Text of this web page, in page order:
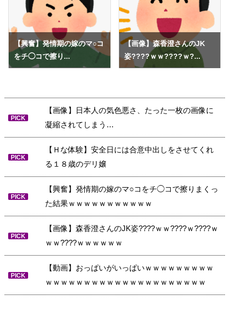
【興奮】発情期の嫁のマ○コ
をチ◯コで擦り...
【画像】森香澄さんのJK
姿????ｗｗ????ｗ?...
PICK
【画像】日本人の気色悪さ、たった一枚の画像に
凝縮されてしまう…
PICK
【Ｈな体験】安全日には合意中出しをさせてくれ
る１８歳のデリ嬢
PICK
【興奮】発情期の嫁のマ○コをチ◯コで擦りまくっ
た結果ｗｗｗｗｗｗｗｗｗｗｗ
PICK
【画像】森香澄さんのJK姿????ｗｗ????ｗ????ｗ
ｗｗ????ｗｗｗｗｗｗ
PICK
【動画】おっぱいがいっぱいｗｗｗｗｗｗｗｗｗ
ｗｗｗｗｗｗｗｗｗｗｗｗｗｗｗｗｗｗｗｗｗ